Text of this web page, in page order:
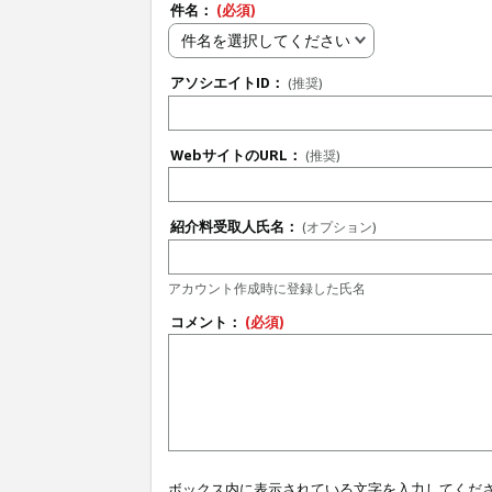
件名： (必須)
件名を選択してください
アソシエイトID： (推奨)
WebサイトのURL： (推奨)
紹介料受取人氏名： (オプション)
アカウント作成時に登録した氏名
コメント： (必須)